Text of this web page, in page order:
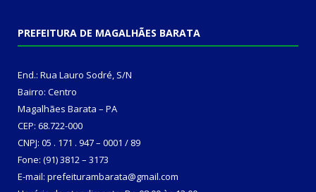
PREFEITURA DE MAGALHÃES BARATA
End.: Rua Lauro Sodré, S/N
Bairro: Centro
Magalhães Barata – PA
CEP: 68.722-000
CNPJ: 05 . 171 . 947 – 0001 / 89
Fone: (91) 3812 – 3173
E-mail: prefeiturambarata@gmail.com